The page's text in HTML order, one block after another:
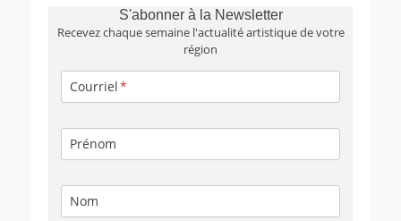
S'abonner à la Newsletter
Recevez chaque semaine l'actualité artistique de votre
région
Courriel
Prénom
Nom